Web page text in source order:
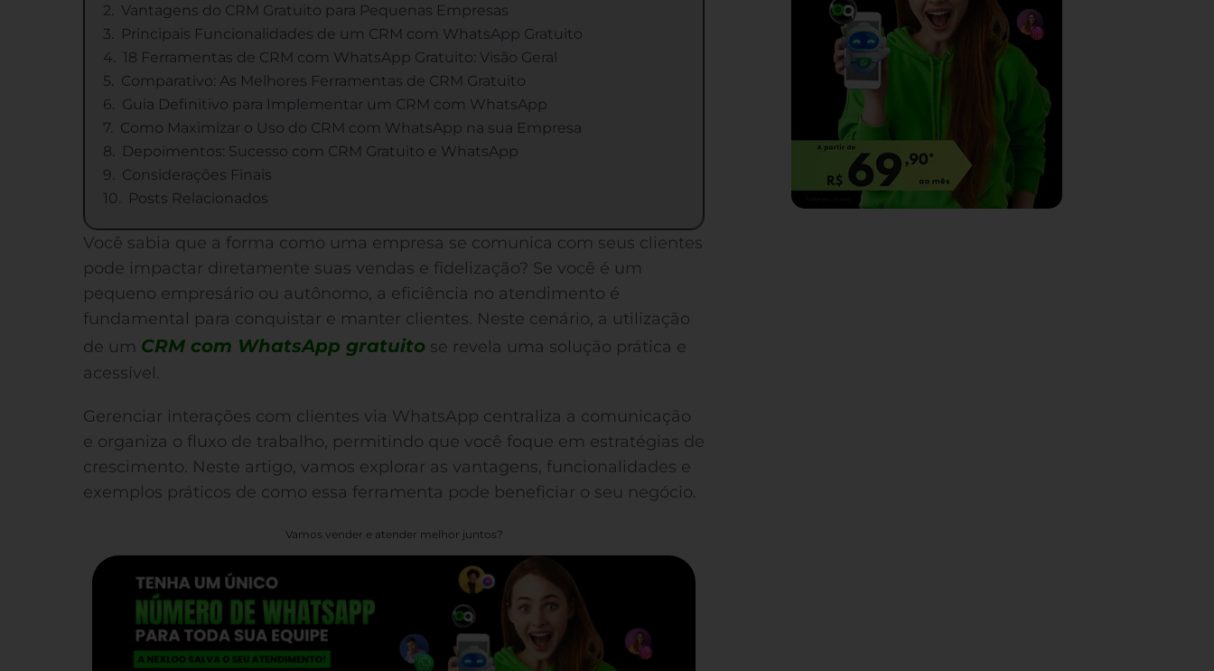
Vantagens do CRM Gratuito para Pequenas Empresas
Principais Funcionalidades de um CRM com WhatsApp Gratuito
18 Ferramentas de CRM com WhatsApp Gratuito: Visão Geral
Comparativo: As Melhores Ferramentas de CRM Gratuito
Guia Definitivo para Implementar um CRM com WhatsApp
Como Maximizar o Uso do CRM com WhatsApp na sua Empresa
Depoimentos: Sucesso com CRM Gratuito e WhatsApp
Considerações Finais
Posts Relacionados
Você sabia que a forma como uma empresa se comunica com seus clientes
pode impactar diretamente suas vendas e fidelização? Se você é um
pequeno empresário ou autônomo, a eficiência no atendimento é
fundamental para conquistar e manter clientes. Neste cenário, a utilização
de um CRM com WhatsApp gratuito se revela uma solução prática e
acessível.
Gerenciar interações com clientes via WhatsApp centraliza a comunicação
e organiza o fluxo de trabalho, permitindo que você foque em estratégias de
crescimento. Neste artigo, vamos explorar as vantagens, funcionalidades e
exemplos práticos de como essa ferramenta pode beneficiar o seu negócio.
Vamos vender e atender melhor juntos?